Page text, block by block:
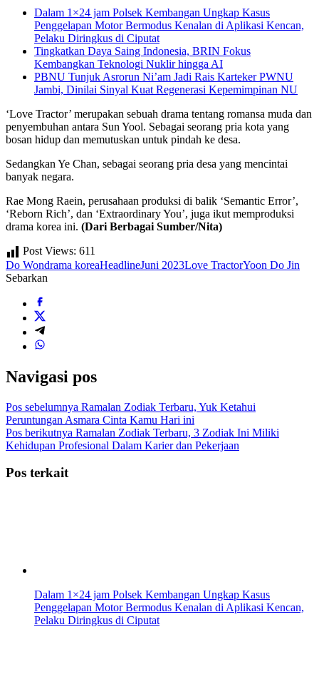
Dalam 1×24 jam Polsek Kembangan Ungkap Kasus
Penggelapan Motor Bermodus Kenalan di Aplikasi Kencan,
Pelaku Diringkus di Ciputat
Tingkatkan Daya Saing Indonesia, BRIN Fokus
Kembangkan Teknologi Nuklir hingga AI
PBNU Tunjuk Asrorun Ni’am Jadi Rais Karteker PWNU
Jambi, Dinilai Sinyal Kuat Regenerasi Kepemimpinan NU
‘Love Tractor’ merupakan sebuah drama tentang romansa muda dan
penyembuhan antara Sun Yool. Sebagai seorang pria kota yang
bosan hidup dan memutuskan untuk pindah ke desa.
Sedangkan Ye Chan, sebagai seorang pria desa yang mencintai
banyak negara.
Rae Mong Raein, perusahaan produksi di balik ‘Semantic Error’,
‘Reborn Rich’, dan ‘Extraordinary You’, juga ikut memproduksi
drama korea ini. (Dari Berbagai Sumber/Nita)
Post Views: 611
Do Wondrama koreaHeadlineJuni 2023Love TractorYoon Do Jin
Sebarkan
Navigasi pos
Pos sebelumnya Ramalan Zodiak Terbaru, Yuk Ketahui
Peruntungan Asmara Cinta Kamu Hari ini
Pos berikutnya Ramalan Zodiak Terbaru, 3 Zodiak Ini Miliki
Kehidupan Profesional Dalam Karier dan Pekerjaan
Pos terkait
Dalam 1×24 jam Polsek Kembangan Ungkap Kasus
Penggelapan Motor Bermodus Kenalan di Aplikasi Kencan,
Pelaku Diringkus di Ciputat